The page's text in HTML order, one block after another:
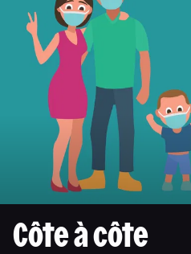
Côte à côte